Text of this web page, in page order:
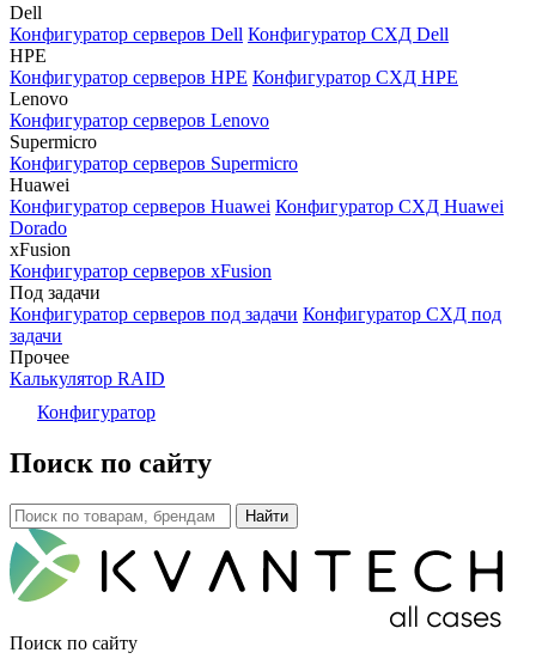
Dell
Конфигуратор серверов Dell Конфигуратор СХД Dell
HPE
Конфигуратор серверов HPE Конфигуратор СХД HPE
Lenovo
Конфигуратор серверов Lenovo
Supermicro
Конфигуратор серверов Supermicro
Huawei
Конфигуратор серверов Huawei Конфигуратор СХД Huawei
Dorado
xFusion
Конфигуратор серверов xFusion
Под задачи
Конфигуратор серверов под задачи Конфигуратор СХД под
задачи
Прочее
Калькулятор RAID
Конфигуратор
Поиск по сайту
Поиск по сайту